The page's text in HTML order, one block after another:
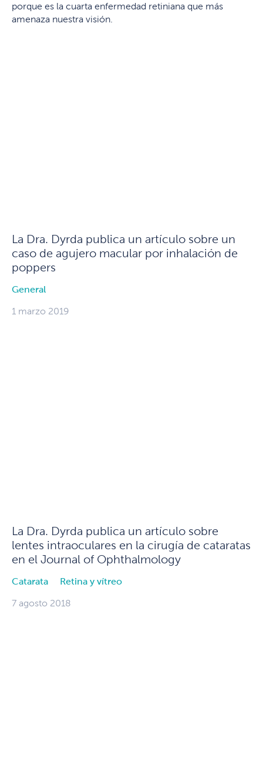
porque es la cuarta enfermedad retiniana que más
amenaza nuestra visión.
La Dra. Dyrda publica un artículo sobre un
caso de agujero macular por inhalación de
poppers
General
1 marzo 2019
La Dra. Dyrda publica un artículo sobre
lentes intraoculares en la cirugía de cataratas
en el Journal of Ophthalmology
Catarata Retina y vítreo
7 agosto 2018